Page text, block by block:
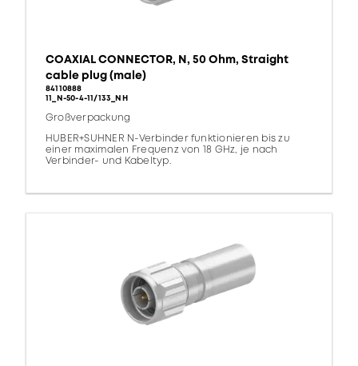
COAXIAL CONNECTOR, N, 50 Ohm, Straight
cable plug (male)
84110888
11_N-50-4-11/133_NH
Großverpackung
HUBER+SUHNER N-Verbinder funktionieren bis zu
einer maximalen Frequenz von 18 GHz, je nach
Verbinder- und Kabeltyp.